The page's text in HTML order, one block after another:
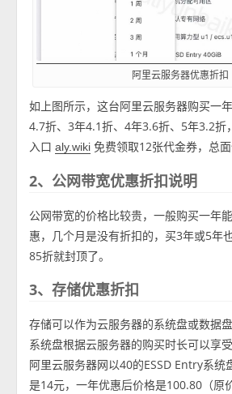
阿里云服务器优惠折扣
如上图所示，这台阿里云服务器购买一
4.7折、3年4.1折、4年3.6折、5年3.2折
入口aly.wiki 免费领取12张代金券，总面
2、公网带宽优惠折扣说明
公网带宽的价格比较贵，一般购买一年
惠，几个月是没有折扣的，买3年或5年
85折就封顶了。
3、存储优惠折扣
存储可以作为云服务器的系统盘或数据
系统盘根据云服务器的购买时长可以享
阿里云服务器网以40的ESSD Entry系统
是14元，一年优惠后价格是100.80（原